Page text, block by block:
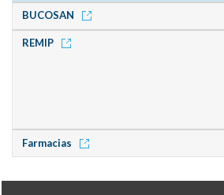
BUCOSAN
REMIP
Farmacias